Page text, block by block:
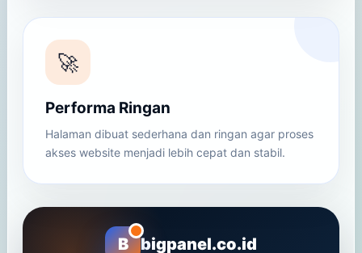
🚀
Performa Ringan
Halaman dibuat sederhana dan ringan agar proses
akses website menjadi lebih cepat dan stabil.
B bigpanel.co.id